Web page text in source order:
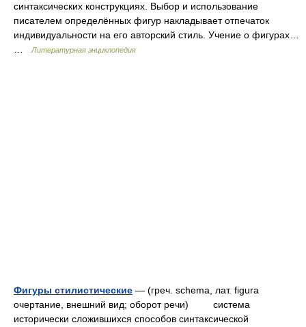
синтаксических конструкциях. Выбор и использование
писателем определённых фигур накладывает отпечаток
индивидуальности на его авторский стиль. Учение о фигурах…
Литературная энциклопедия
Фигуры стилистические — (греч. schema, лат. figura
очертание, внешний вид; оборот речи) система
исторически сложившихся способов синтаксической